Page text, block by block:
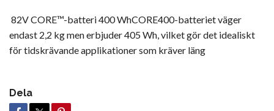
82V CORE™-batteri 400 WhCORE400-batteriet väger
endast 2,2 kg men erbjuder 405 Wh, vilket gör det idealiskt
för tidskrävande applikationer som kräver läng
Dela